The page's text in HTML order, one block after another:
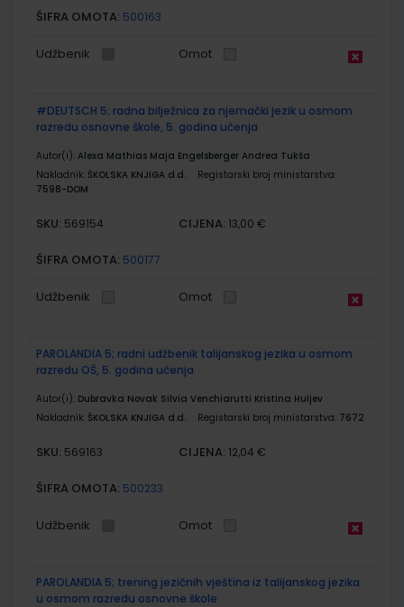
ŠIFRA OMOTA: 500163
Udžbenik Omot
#DEUTSCH 5; radna bilježnica za njemački jezik u osmom
razredu osnovne škole, 5. godina učenja
Autor(i): Alexa Mathias Maja Engelsberger Andrea Tukša
Nakladnik: ŠKOLSKA KNJIGA d.d.
Registarski broj ministarstva:
7598-DOM
SKU: 569154 CIJENA: 13,00 €
ŠIFRA OMOTA: 500177
Udžbenik Omot
PAROLANDIA 5; radni udžbenik talijanskog jezika u osmom
razredu OŠ, 5. godina učenja
Autor(i): Dubravka Novak Silvia Venchiarutti Kristina Huljev
Nakladnik: ŠKOLSKA KNJIGA d.d. Registarski broj ministarstva: 7672
SKU: 569163 CIJENA: 12,04 €
ŠIFRA OMOTA: 500233
Udžbenik Omot
PAROLANDIA 5; trening jezičnih vještina iz talijanskog jezika
u osmom razredu osnovne škole